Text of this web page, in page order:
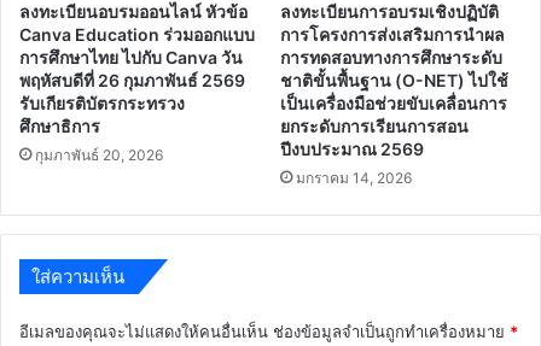
ลงทะเบียนอบรมออนไลน์ หัวข้อ
Canva Education ร่วมออกแบบ
การศึกษาไทย ไปกับ Canva วัน
พฤหัสบดีที่ 26 กุมภาพันธ์ 2569
รับเกียรติบัตรกระทรวง
ศึกษาธิการ
กุมภาพันธ์ 20, 2026
ลงทะเบียนการอบรมเชิงปฏิบัติ
การโครงการส่งเสริมการนำผล
การทดสอบทางการศึกษาระดับ
ชาติขั้นพื้นฐาน (O-NET) ไปใช้
เป็นเครื่องมือช่วยขับเคลื่อนการ
ยกระดับการเรียนการสอน
ปีงบประมาณ 2569
มกราคม 14, 2026
ใส่ความเห็น
อีเมลของคุณจะไม่แสดงให้คนอื่นเห็น ช่องข้อมูลจำเป็นถูกทำเครื่องหมาย *